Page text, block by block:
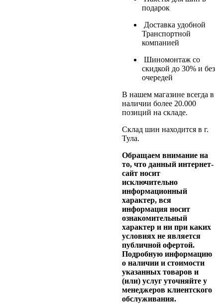
подарок
Доставка удобной
Транспортной
компанией
Шиномонтаж со
скидкой до 30% и без
очередей
В нашем магазине всегда в
наличии более 20.000
позиций на складе.
Склад шин находится в г.
Тула.
Обращаем внимание на
то, что данный интернет-
сайт носит
исключительно
информационный
характер, вся
информация носит
ознакомительный
характер и ни при каких
условиях не является
публичной офертой.
Подробную информацию
о наличии и стоимости
указанных товаров и
(или) услуг уточняйте у
менеджеров клиентского
обслуживания.